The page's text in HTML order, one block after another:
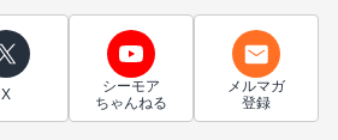
X
シーモア
ちゃんねる
メルマガ
登録